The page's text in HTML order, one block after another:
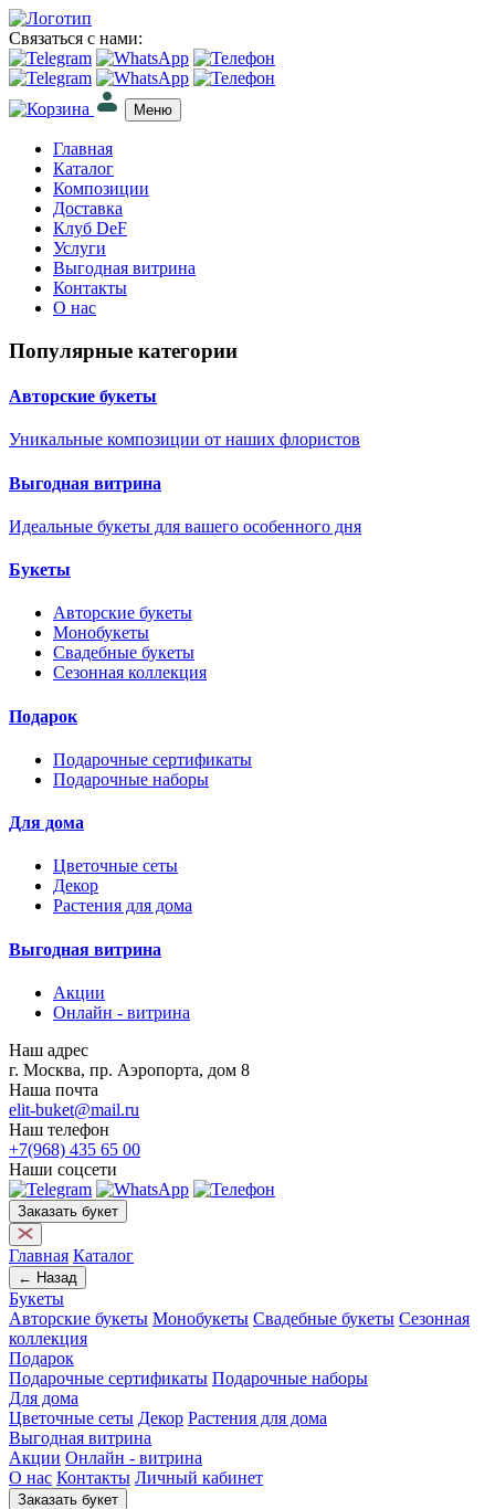
Связаться с нами:
Меню
Главная
Каталог
Композиции
Доставка
Клуб DeF
Услуги
Выгодная витрина
Контакты
О нас
Популярные категории
Авторские букеты
Уникальные композиции от наших флористов
Выгодная витрина
Идеальные букеты для вашего особенного дня
Букеты
Авторские букеты
Монобукеты
Свадебные букеты
Сезонная коллекция
Подарок
Подарочные сертификаты
Подарочные наборы
Для дома
Цветочные сеты
Декор
Растения для дома
Выгодная витрина
Акции
Онлайн - витрина
Наш адрес
г. Москва, пр. Аэропорта, дом 8
Наша почта
elit-buket@mail.ru
Наш телефон
+7(968) 435 65 00
Наши соцсети
Заказать букет
Главная Каталог
← Назад
Букеты
Авторские букеты Монобукеты Свадебные букеты Сезонная
коллекция
Подарок
Подарочные сертификаты Подарочные наборы
Для дома
Цветочные сеты Декор Растения для дома
Выгодная витрина
Акции Онлайн - витрина
О нас Контакты Личный кабинет
Заказать букет